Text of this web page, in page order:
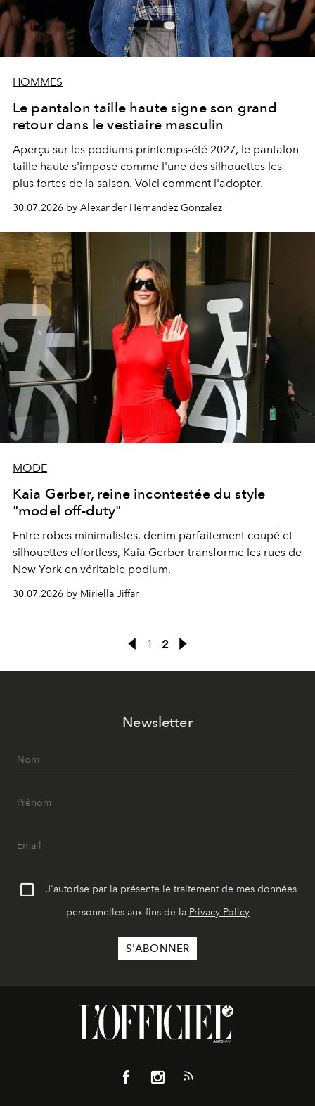
HOMMES
Le pantalon taille haute signe son grand
retour dans le vestiaire masculin
Aperçu sur les podiums printemps-été 2027, le pantalon
taille haute s'impose comme l'une des silhouettes les
plus fortes de la saison. Voici comment l'adopter.
30.07.2026 by Alexander Hernandez Gonzalez
MODE
Kaia Gerber, reine incontestée du style
"model off-duty"
Entre robes minimalistes, denim parfaitement coupé et
silhouettes effortless, Kaia Gerber transforme les rues de
New York en véritable podium.
30.07.2026 by Miriella Jiffar
1 2
Newsletter
J'autorise par la présente le traitement de mes données
personnelles aux fins de la Privacy Policy